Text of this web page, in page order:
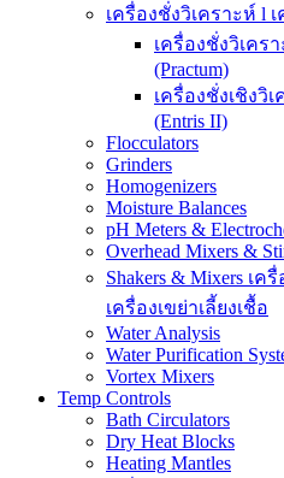
เครื่องชั่งวิเคราะห์ l
เครื่องชั่งวิเครา
(Practum)
เครื่องชั่งเชิงวิเ
(Entris II)
Flocculators
Grinders
Homogenizers
Moisture Balances
pH Meters &
Overhead Mixers &
Shakers & Mixers เ
เครื่องเขย่าเลี้ยงเชื้อ
Water Analysis
Water Purification
Vortex Mixers
Temp Controls
Bath Circulators
Dry Heat Blocks
Heating Mantles